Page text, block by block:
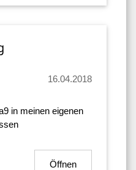
16.04.2018
in meinen eigenen
Öffnen